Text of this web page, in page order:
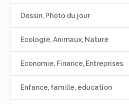
Dessin, Photo du jour
Ecologie, Animaux, Nature
Economie, Finance, Entreprises
Enfance, famille, éducation